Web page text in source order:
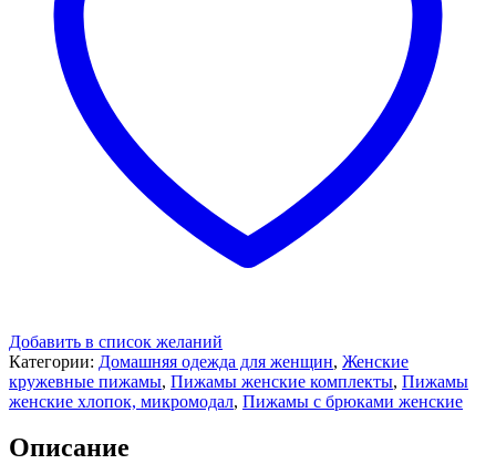
Добавить в список желаний
Категории: Домашняя одежда для женщин, Женские
кружевные пижамы, Пижамы женские комплекты, Пижамы
женские хлопок, микромодал, Пижамы с брюками женские
Описание